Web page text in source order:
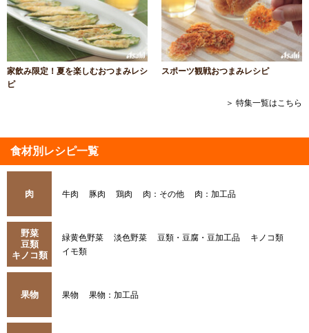
家飲み限定！夏を楽しむおつまみレシ
ピ
スポーツ観戦おつまみレシピ
＞ 特集一覧はこちら
食材別レシピ一覧
肉 牛肉 豚肉 鶏肉 肉：その他 肉：加工品
野菜
豆類
キノコ類
緑黄色野菜 淡色野菜 豆類・豆腐・豆加工品
キノコ類
イモ類
果物 果物 果物：加工品